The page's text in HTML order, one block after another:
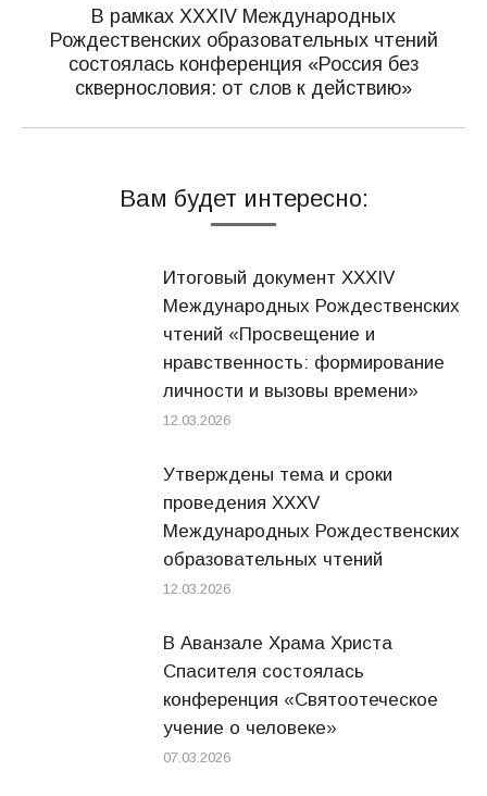
Следующая
запись:
В рамках XXXIV Международных
Рождественских образовательных чтений
состоялась конференция «Россия без
сквернословия: от слов к действию»
Вам будет интересно:
Итоговый документ XXХIV
Международных Рождественских
чтений «Просвещение и
нравственность: формирование
личности и вызовы времени»
12.03.2026
Утверждены тема и сроки
проведения XXXV
Международных Рождественских
образовательных чтений
12.03.2026
В Аванзале Храма Христа
Спасителя состоялась
конференция «Святоотеческое
учение о человеке»
07.03.2026